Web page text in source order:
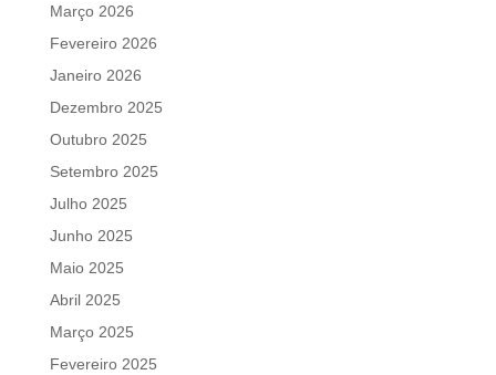
Março 2026
Fevereiro 2026
Janeiro 2026
Dezembro 2025
Outubro 2025
Setembro 2025
Julho 2025
Junho 2025
Maio 2025
Abril 2025
Março 2025
Fevereiro 2025